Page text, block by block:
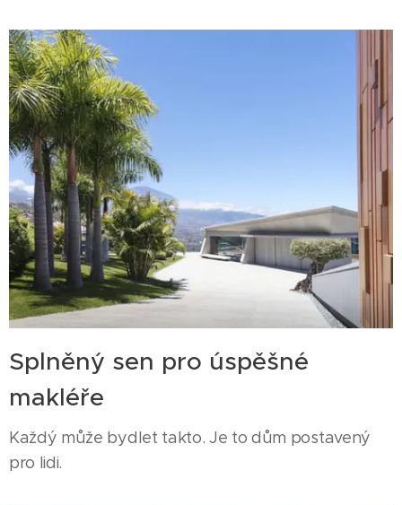
Splněný sen pro úspěšné
makléře
Každý může bydlet takto. Je to dům postavený
pro lidi.